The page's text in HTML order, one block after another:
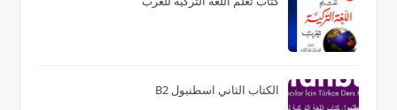
الكتاب الثاني اسطنبول B2